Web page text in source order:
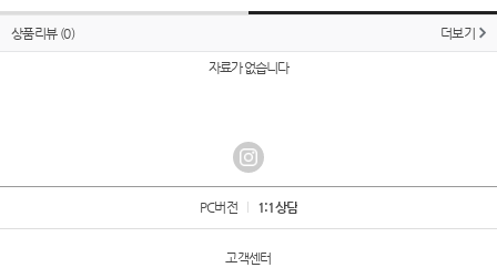
상품리뷰 (0) 더보기
자료가 없습니다
PC버전 1:1상담
고객센터